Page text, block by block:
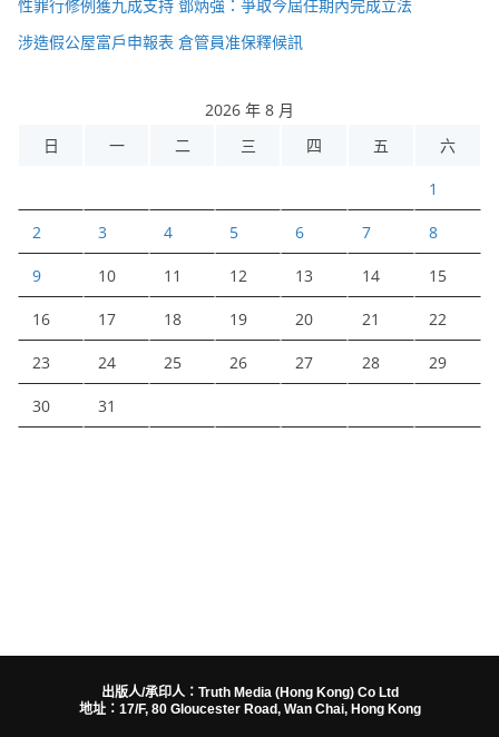
性罪行修例獲九成支持 鄧炳強：爭取今屆任期內完成立法
涉造假公屋富戶申報表 倉管員准保釋候訊
2026 年 8 月
日
一 二 三 四 五 六
1
2 3 4 5 6 7 8
9 10 11 12 13 14 15
16 17 18 19 20 21 22
23 24 25 26 27 28 29
30 31
出版人/承印人：Truth Media (Hong Kong) Co Ltd
地址：17/F, 80 Gloucester Road, Wan Chai, Hong Kong